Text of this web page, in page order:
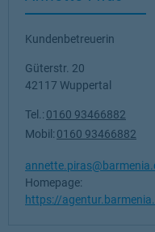
Kundenbetreuerin
Güterstr. 20
42117 Wuppertal
Tel.: 0160 93466882
Mobil: 0160 93466882
Homepage:
https://